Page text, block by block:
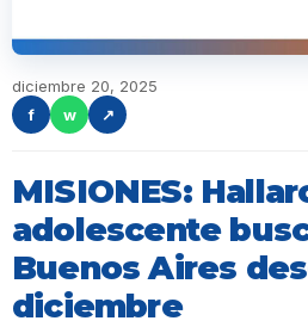
diciembre 20, 2025
f
w ↗
MISIONES:
adolescente
Buenos Aires
diciembre